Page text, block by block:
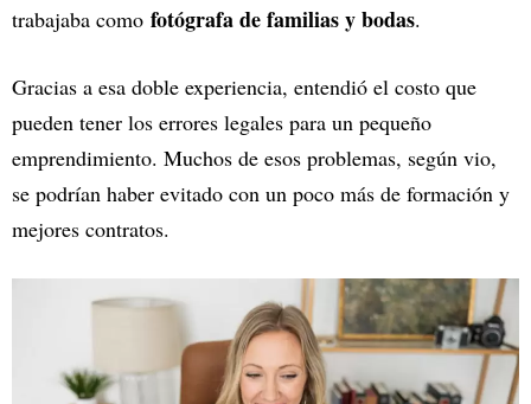
trabajaba como fotógrafa de familias y bodas.
Gracias a esa doble experiencia, entendió el costo que
pueden tener los errores legales para un pequeño
emprendimiento. Muchos de esos problemas, según vio,
se podrían haber evitado con un poco más de formación y
mejores contratos.